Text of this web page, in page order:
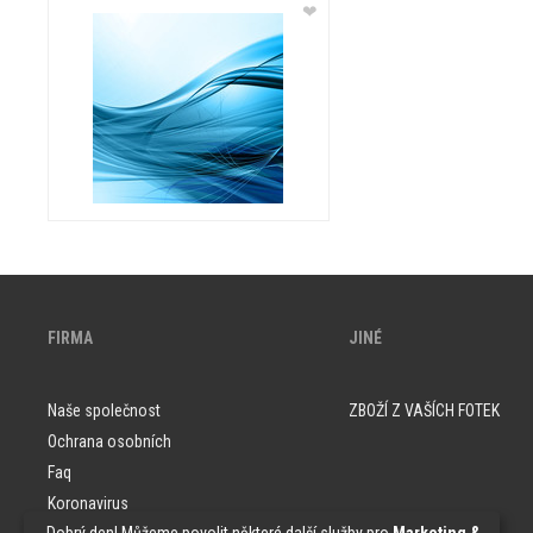
❤
FIRMA
Naše společnost
Ochrana osobních
Faq
Koronavirus
JINÉ
ZBOŽÍ Z VAŠÍCH FOTEK